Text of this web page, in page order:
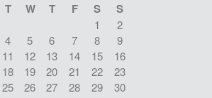
T W T F S S
1
2
4 5 6 7 8
9
11 12 13 14 15
16
18 19 20 21 22
23
25 26 27 28 29
30